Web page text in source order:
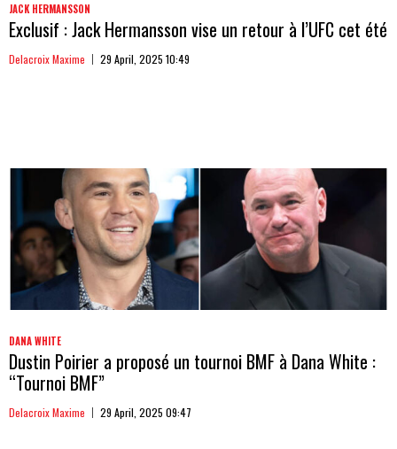
JACK HERMANSSON
Exclusif : Jack Hermansson vise un retour à l’UFC cet été
Delacroix Maxime 29 April, 2025 10:49
DANA WHITE
Dustin Poirier a proposé un tournoi BMF à Dana White :
“Tournoi BMF”
Delacroix Maxime 29 April, 2025 09:47